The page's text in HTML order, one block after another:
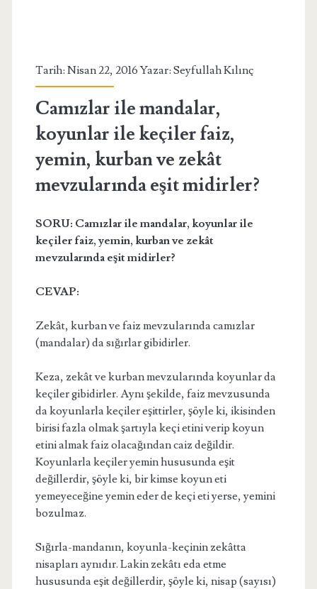
Tarih: Nisan 22, 2016 Yazar: Seyfullah Kılınç
Camızlar ile mandalar,
koyunlar ile keçiler faiz,
yemin, kurban ve zekât
mevzularında eşit midirler?
SORU: Camızlar ile mandalar, koyunlar ile
keçiler faiz, yemin, kurban ve zekât
mevzularında eşit midirler?
CEVAP:
Zekât, kurban ve faiz mevzularında camızlar
(mandalar) da sığırlar gibidirler.
Keza, zekât ve kurban mevzularında koyunlar da
keçiler gibidirler. Aynı şekilde, faiz mevzusunda
da koyunlarla keçiler eşittirler, şöyle ki, ikisinden
birisi fazla olmak şartıyla keçi etini verip koyun
etini almak faiz olacağından caiz değildir.
Koyunlarla keçiler yemin hususunda eşit
değillerdir, şöyle ki, bir kimse koyun eti
yemeyeceğine yemin eder de keçi eti yerse, yemini
bozulmaz.
Sığırla-mandanın, koyunla-keçinin zekâtta
nisapları aynıdır. Lakin zekâtı eda etme
hususunda eşit değillerdir, şöyle ki, nisap (sayısı)